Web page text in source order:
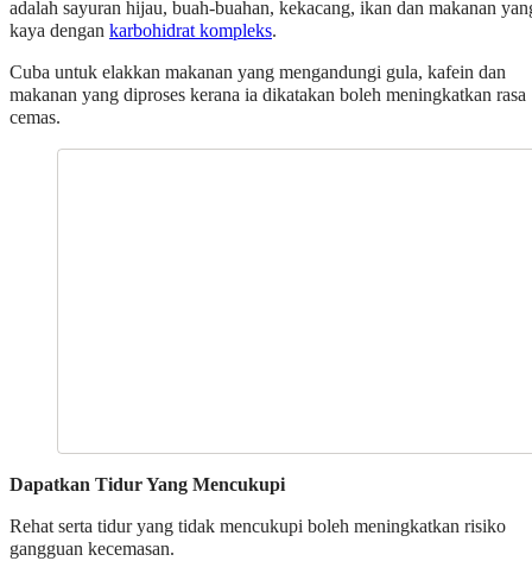
adalah sayuran hijau, buah-buahan, kekacang, ikan dan makanan
kaya dengan karbohidrat kompleks.
Cuba untuk elakkan makanan yang mengandungi gula, kafein dan
makanan yang diproses kerana ia dikatakan boleh meningkatkan rasa
cemas.
Dapatkan Tidur Yang Mencukupi
Rehat serta tidur yang tidak mencukupi boleh meningkatkan risiko
gangguan kecemasan.